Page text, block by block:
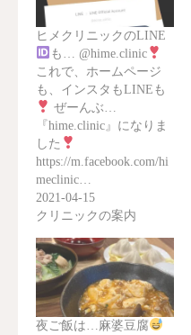
ヒメクリニックのLINE
も… @hime.clinic
これで、ホームページ
も、インスタもLINEも
ぜーんぶ…
『hime.clinic』になりま
した
https://m.facebook.com/hi
meclinic…
2021-04-15
クリニックの案内
夜ご飯は…麻婆豆腐